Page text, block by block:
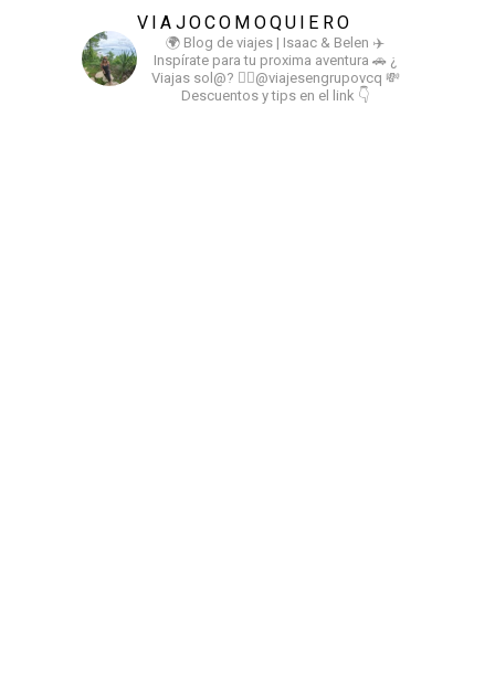
VIAJOCOMOQUIERO
🌍 Blog de viajes | Isaac & Belen ✈️
Inspírate para tu proxima aventura 🚗 ¿
Viajas sol@? 👉🏻@viajesengrupovcq 💸
Descuentos y tips en el link 👇